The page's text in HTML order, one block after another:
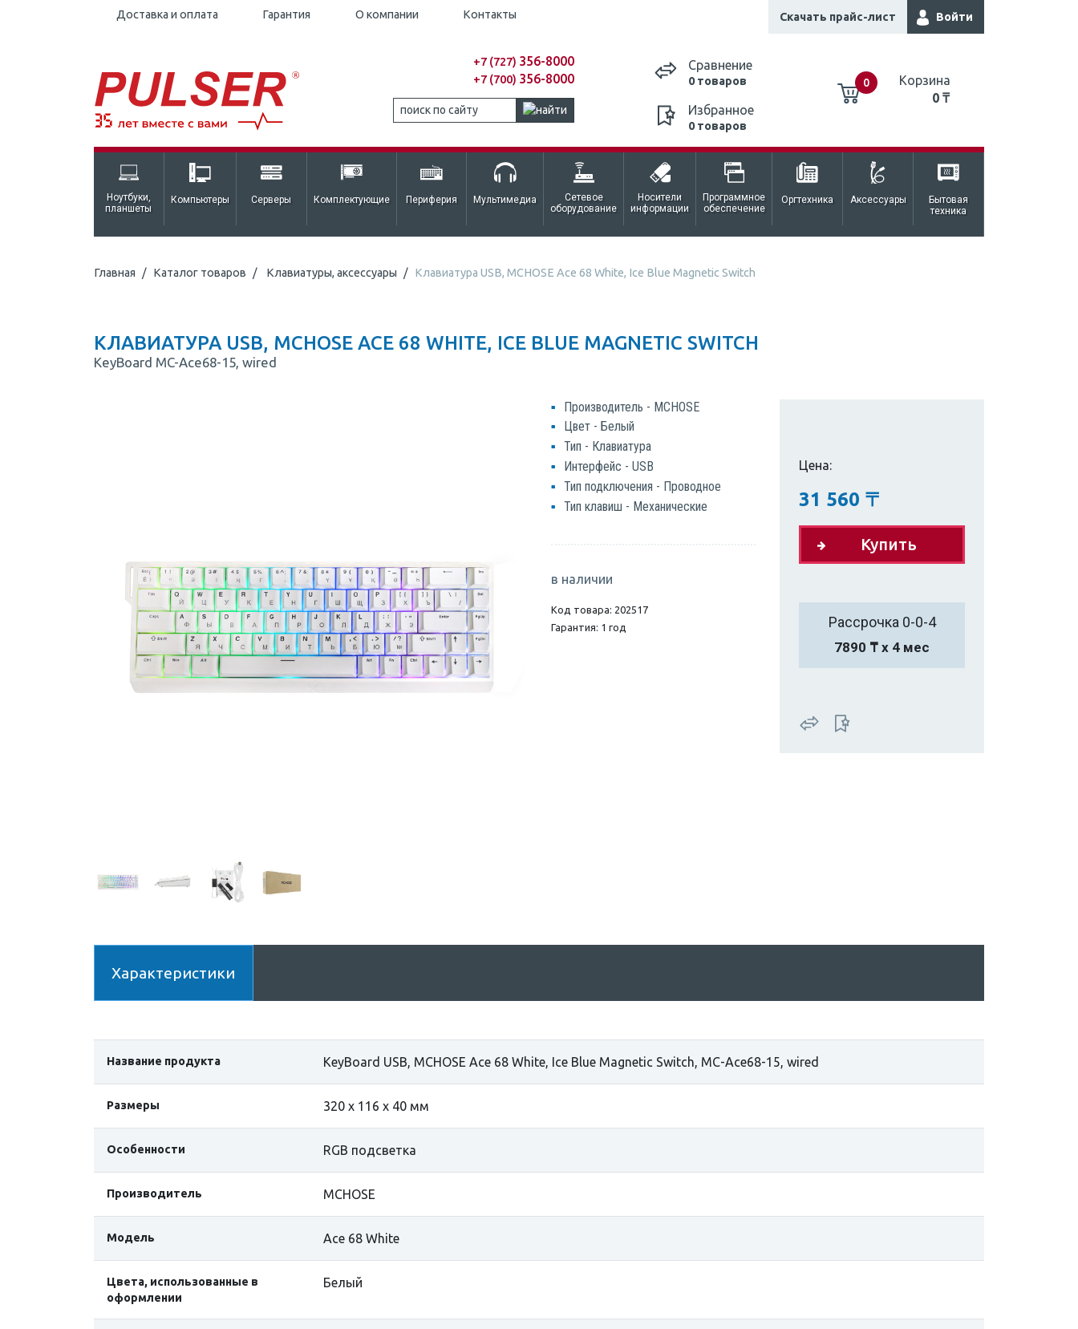
Доставка и оплата Гарантия О компании Контакты Скачать прайс-лист Войти
+7 (727) 356-8000
+7 (700) 356-8000
Сравнение
0 товаров
Избранное
0 товаров
0
Корзина
0 ₸
0 ₸
Ноутбуки,
планшеты
Компьютеры Серверы Комплектующие Периферия Мультимедиа
Сетевое
оборудование
Носители
информации
Программное
обеспечение
Оргтехника Аксессуары
Бытовая
техника
Главная Каталог товаров Клавиатуры, аксессуары Клавиатура USB, MCHOSE Ace 68 White, Ice Blue Magnetic Switch
КЛАВИАТУРА USB, MCHOSE ACE 68 WHITE, ICE BLUE MAGNETIC SWITCH
KeyBoard MC-Ace68-15, wired
Производитель - MCHOSE
Цвет - Белый
Тип - Клавиатура
Интерфейс - USB
Тип подключения - Проводное
Тип клавиш - Механические
в наличии
Код товара: 202517
Гарантия: 1 год
Цена:
31 560 〒
Купить
Рассрочка 0-0-4
7890 ₸ х 4 мес
Характеристики
Название продукта KeyBoard USB, MCHOSE Ace 68 White, Ice Blue Magnetic Switch, MC-Ace68-15, wired
Размеры 320 x 116 x 40 мм
Особенности RGB подсветка
Производитель MCHOSE
Модель Ace 68 White
Цвета, использованные в
оформлении
Белый